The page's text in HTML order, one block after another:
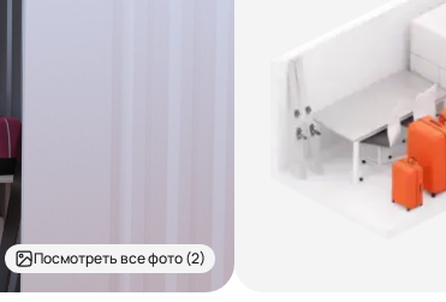
Посмотреть все фото (2)